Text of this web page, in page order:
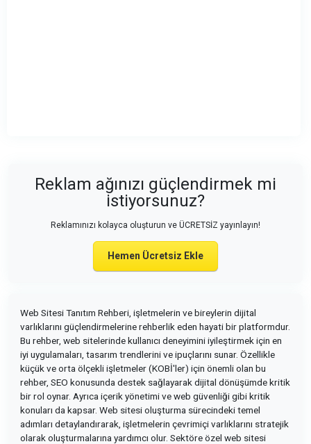
Reklam ağınızı güçlendirmek mi
istiyorsunuz?
Reklamınızı kolayca oluşturun ve ÜCRETSİZ yayınlayın!
Hemen Ücretsiz Ekle
Web Sitesi Tanıtım Rehberi, işletmelerin ve bireylerin dijital
varlıklarını güçlendirmelerine rehberlik eden hayati bir platformdur.
Bu rehber, web sitelerinde kullanıcı deneyimini iyileştirmek için en
iyi uygulamaları, tasarım trendlerini ve ipuçlarını sunar. Özellikle
küçük ve orta ölçekli işletmeler (KOBİ'ler) için önemli olan bu
rehber, SEO konusunda destek sağlayarak dijital dönüşümde kritik
bir rol oynar. Ayrıca içerik yönetimi ve web güvenliği gibi kritik
konuları da kapsar. Web sitesi oluşturma sürecindeki temel
adımları detaylandırarak, işletmelerin çevrimiçi varlıklarını stratejik
olarak oluşturmalarına yardımcı olur. Sektöre özel web sitesi